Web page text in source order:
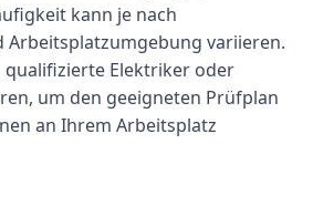
kann je nach
variieren.
qualifizierte Elektriker oder
um den geeigneten Prüfplan
an Ihrem Arbeitsplatz